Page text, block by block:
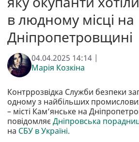
в людному місці на
Дніпропетровщині
04.04.2025 14:14 |
Марія Козкіна
Контррозвідка Служби безпеки
одному з найбільших
– місті Кам’янське на
повідомляєДніпровська
на СБУ в Україні.